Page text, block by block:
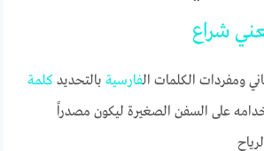
شراع
ومفردات الكلمات الفارسية بالتحديدكلمة
على السفن الصغيرة ليكون مصدراً